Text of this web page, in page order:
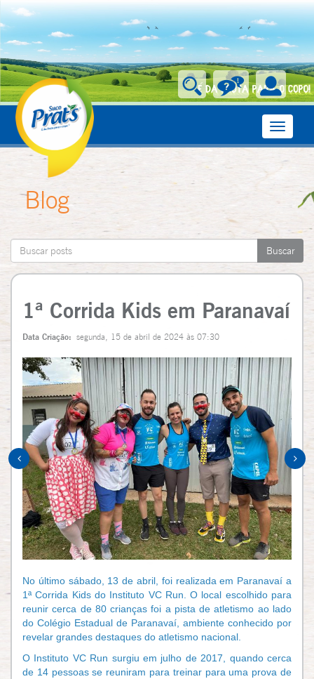
Toggle
Blog
1ª Corrida Kids em Paranavaí
Data Criação: segunda, 15 de abril de 2024 às 07:30
No último sábado, 13 de abril, foi realizada em Paranavaí a
1ª Corrida Kids do Instituto VC Run. O local escolhido para
reunir cerca de 80 crianças foi a pista de atletismo ao lado
do Colégio Estadual de Paranavaí, ambiente conhecido por
revelar grandes destaques do atletismo nacional.
O Instituto VC Run surgiu em julho de 2017, quando cerca
de 14 pessoas se reuniram para treinar para uma prova de